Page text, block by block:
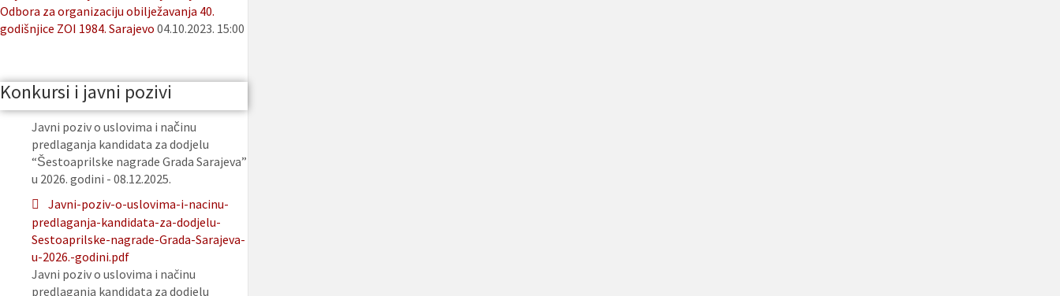
Odbora za organizaciju obilježavanja 40.
godišnjice ZOI 1984. Sarajevo 04.10.2023. 15:00
Konkursi i javni pozivi
Javni poziv o uslovima i načinu
predlaganja kandidata za dodjelu
“Šestoaprilske nagrade Grada Sarajeva”
u 2026. godini - 08.12.2025.
Javni-poziv-o-uslovima-i-nacinu-
predlaganja-kandidata-za-dodjelu-
Sestoaprilske-nagrade-Grada-Sarajeva-
u-2026.-godini.pdf
Javni poziv o uslovima i načinu
predlaganja kandidata za dodjelu